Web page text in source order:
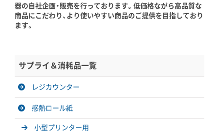
器の自社企画・販売を行っております。低価格ながら高品質な
商品にこだわり、より使いやすい商品のご提供を目指しており
ます。
サプライ＆消耗品一覧
レジカウンター
感熱ロール紙
小型プリンター用